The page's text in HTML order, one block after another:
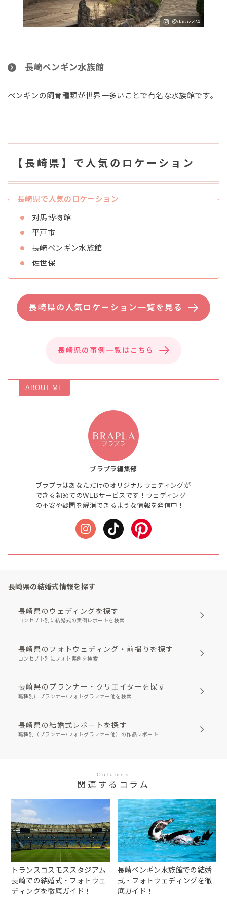
＠darazz24
長崎ペンギン水族館
ペンギンの飼育種類が世界一多いことで有名な水族館です。
【長崎県】で人気のロケーション
長崎県で人気のロケーション
対馬博物館
平戸市
長崎ペンギン水族館
佐世保
長崎県の人気ロケーション一覧を見る
長崎県の事例一覧はこちら
ABOUT ME
ブラプラ編集部
ブラプラはあなただけのオリジナルウェディングが
できる初めてのWEBサービスです！ウェディング
の不安や疑問を解消できるような情報を発信中！
長崎県の結婚式情報を探す
長崎県のウェディングを探す
コンセプト別に結婚式の実例レポートを検索
長崎県のフォトウェディング・前撮りを探す
コンセプト別にフォト実例を検索
長崎県のプランナー・クリエイターを探す
職種別にプランナー/フォトグラファー他を検索
長崎県の結婚式レポートを探す
職種別（プランナー/フォトグラファー他）の作品レポート
Columns
関連するコラム
トランスコスモススタジアム
長崎での結婚式・フォトウェ
ディングを徹底ガイド！
長崎ペンギン水族館での結婚
式・フォトウェディングを徹
底ガイド！